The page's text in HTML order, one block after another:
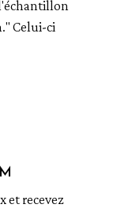
Celui-ci
et recevez